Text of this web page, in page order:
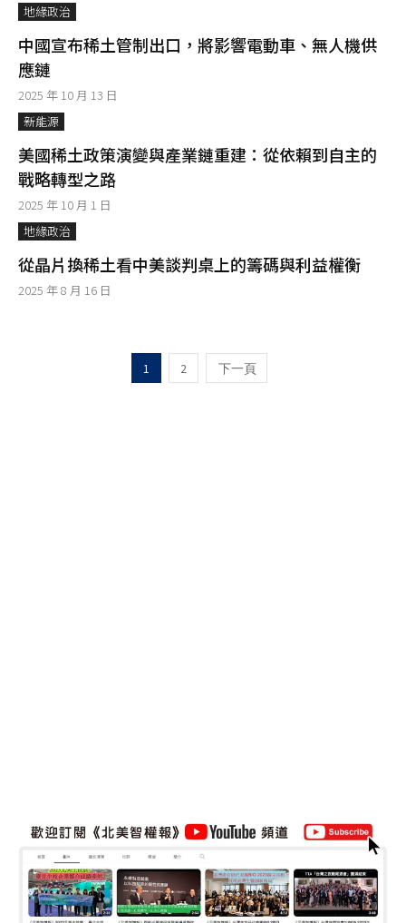
地緣政治
中國宣布稀土管制出口，將影響電動車、無人機供
應鏈
2025 年 10 月 13 日
新能源
美國稀土政策演變與產業鏈重建：從依賴到自主的
戰略轉型之路
2025 年 10 月 1 日
地緣政治
從晶片換稀土看中美談判桌上的籌碼與利益權衡
2025 年 8 月 16 日
1 2